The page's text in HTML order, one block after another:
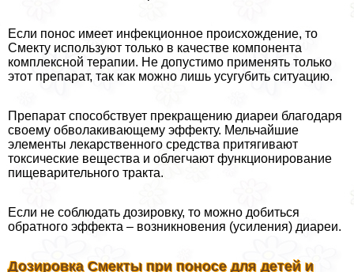
Если понос имеет инфекционное происхождение, то
Смекту используют только в качестве компонента
комплексной терапии. Не допустимо применять только
этот препарат, так как можно лишь усугубить ситуацию.
Препарат способствует прекращению диареи благодаря
своему обволакивающему эффекту. Мельчайшие
элементы лекарственного средства притягивают
токсические вещества и облегчают функционирование
пищеварительного тpaкта.
Если не соблюдать дозировку, то можно добиться
обратного эффекта – возникновения (усиления) диареи.
Дозировка Смекты при поносе для детей и